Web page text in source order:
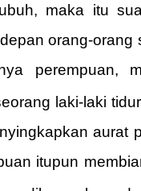
maka itu
orang-
perempuan,
laki-laki
aurat
itupun